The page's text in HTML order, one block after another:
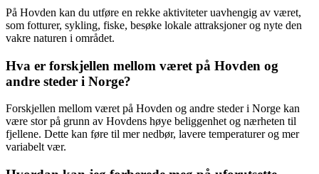
På Hovden kan du utføre en rekke aktiviteter uavhengig av været,
som fotturer, sykling, fiske, besøke lokale attraksjoner og nyte den
vakre naturen i området.
Hva er forskjellen mellom været på Hovden og
andre steder i Norge?
Forskjellen mellom været på Hovden og andre steder i Norge kan
være stor på grunn av Hovdens høye beliggenhet og nærheten til
fjellene. Dette kan føre til mer nedbør, lavere temperaturer og mer
variabelt vær.